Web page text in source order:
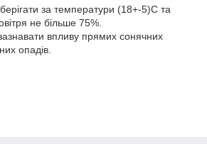
за температури (18+-5)С та
не більше 75%.
впливу прямих сонячних
опадів.